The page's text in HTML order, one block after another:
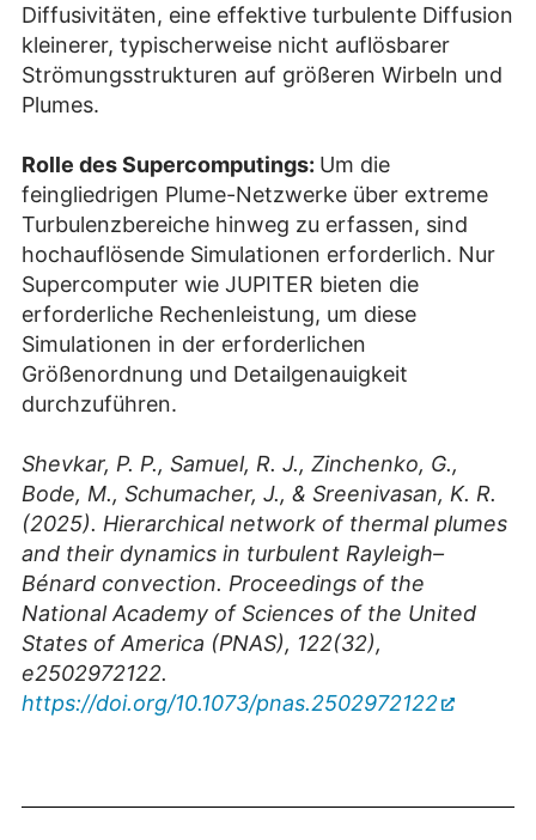
Diffusivitäten, eine effektive turbulente Diffusion
kleinerer, typischerweise nicht auflösbarer
Strömungsstrukturen auf größeren Wirbeln und
Plumes.
Rolle des Supercomputings: Um die
feingliedrigen Plume-Netzwerke über extreme
Turbulenzbereiche hinweg zu erfassen, sind
hochauflösende Simulationen erforderlich. Nur
Supercomputer wie JUPITER bieten die
erforderliche Rechenleistung, um diese
Simulationen in der erforderlichen
Größenordnung und Detailgenauigkeit
durchzuführen.
Shevkar, P. P., Samuel, R. J., Zinchenko, G.,
Bode, M., Schumacher, J., & Sreenivasan, K. R.
(2025). Hierarchical network of thermal plumes
and their dynamics in turbulent Rayleigh–
Bénard convection. Proceedings of the
National Academy of Sciences of the United
States of America (PNAS), 122(32),
e2502972122.
https://doi.org/10.1073/pnas.2502972122